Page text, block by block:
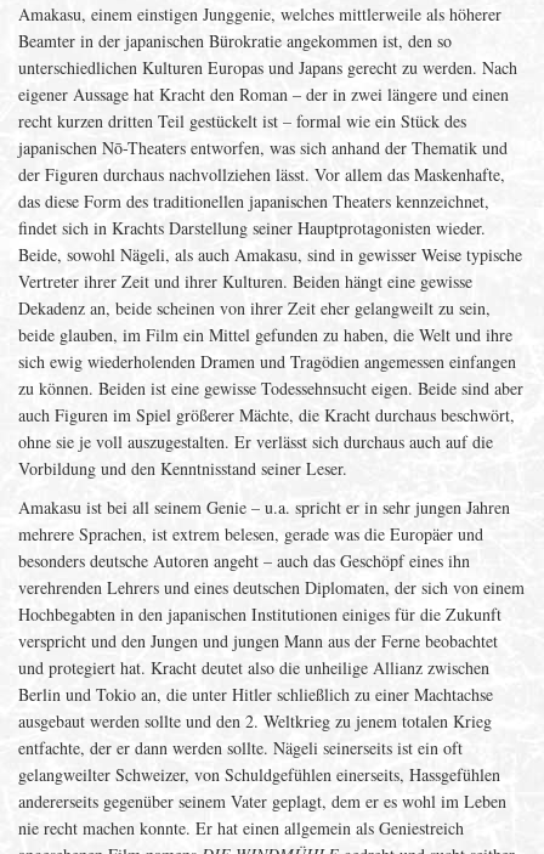
Amakasu, einem einstigen Junggenie, welches mittlerweile als höherer
Beamter in der japanischen Bürokratie angekommen ist, den so
unterschiedlichen Kulturen Europas und Japans gerecht zu werden. Nach
eigener Aussage hat Kracht den Roman – der in zwei längere und einen
recht kurzen dritten Teil gestückelt ist – formal wie ein Stück des
japanischen Nō-Theaters entworfen, was sich anhand der Thematik und
der Figuren durchaus nachvollziehen lässt. Vor allem das Maskenhafte,
das diese Form des traditionellen japanischen Theaters kennzeichnet,
findet sich in Krachts Darstellung seiner Hauptprotagonisten wieder.
Beide, sowohl Nägeli, als auch Amakasu, sind in gewisser Weise typische
Vertreter ihrer Zeit und ihrer Kulturen. Beiden hängt eine gewisse
Dekadenz an, beide scheinen von ihrer Zeit eher gelangweilt zu sein,
beide glauben, im Film ein Mittel gefunden zu haben, die Welt und ihre
sich ewig wiederholenden Dramen und Tragödien angemessen einfangen
zu können. Beiden ist eine gewisse Todessehnsucht eigen. Beide sind aber
auch Figuren im Spiel größerer Mächte, die Kracht durchaus beschwört,
ohne sie je voll auszugestalten. Er verlässt sich durchaus auch auf die
Vorbildung und den Kenntnisstand seiner Leser.
Amakasu ist bei all seinem Genie – u.a. spricht er in sehr jungen Jahren
mehrere Sprachen, ist extrem belesen, gerade was die Europäer und
besonders deutsche Autoren angeht – auch das Geschöpf eines ihn
verehrenden Lehrers und eines deutschen Diplomaten, der sich von einem
Hochbegabten in den japanischen Institutionen einiges für die Zukunft
verspricht und den Jungen und jungen Mann aus der Ferne beobachtet
und protegiert hat. Kracht deutet also die unheilige Allianz zwischen
Berlin und Tokio an, die unter Hitler schließlich zu einer Machtachse
ausgebaut werden sollte und den 2. Weltkrieg zu jenem totalen Krieg
entfachte, der er dann werden sollte. Nägeli seinerseits ist ein oft
gelangweilter Schweizer, von Schuldgefühlen einerseits, Hassgefühlen
andererseits gegenüber seinem Vater geplagt, dem er es wohl im Leben
nie recht machen konnte. Er hat einen allgemein als Geniestreich